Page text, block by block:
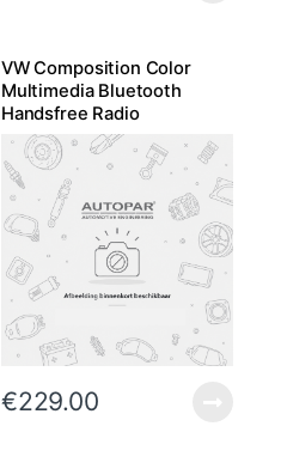
VW Composition Color
Multimedia Bluetooth
Handsfree Radio
€229.00